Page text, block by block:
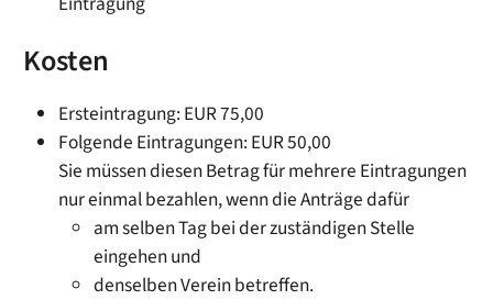
Kosten
Ersteintragung: EUR 75,00
Folgende Eintragungen: EUR 50,00
Sie müssen diesen Betrag für mehrere Eintragungen
nur einmal bezahlen, wenn die Anträge dafür
am selben Tag bei der zuständigen Stelle
eingehen und
denselben Verein betreffen.